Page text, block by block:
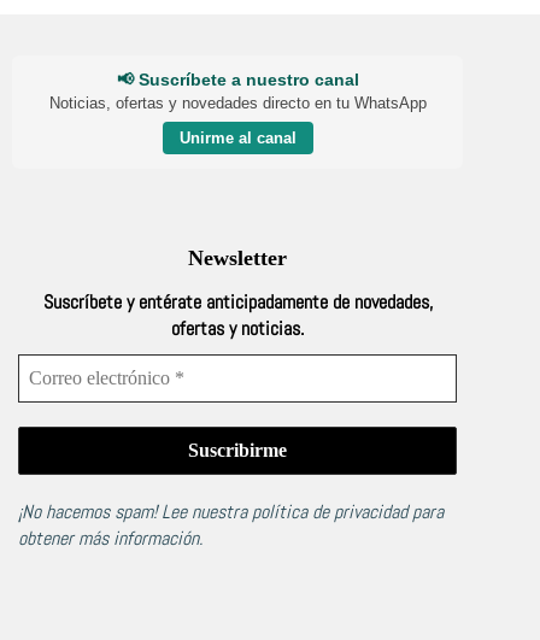
📢 Suscríbete a nuestro canal
Noticias, ofertas y novedades directo en tu WhatsApp
Unirme al canal
Newsletter
Suscríbete y entérate anticipadamente de novedades,
ofertas y noticias.
¡No hacemos spam! Lee nuestrapolítica de privacidadpara
obtener más información.